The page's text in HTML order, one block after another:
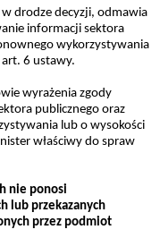
w drodze decyzji, odmawia
informacji sektora
wykorzystywania
6 ustawy.
wyrażenia zgody
publicznego oraz
lub o wysokości
właściwy do spraw
nie ponosi
lub przekazanych
przez podmiot